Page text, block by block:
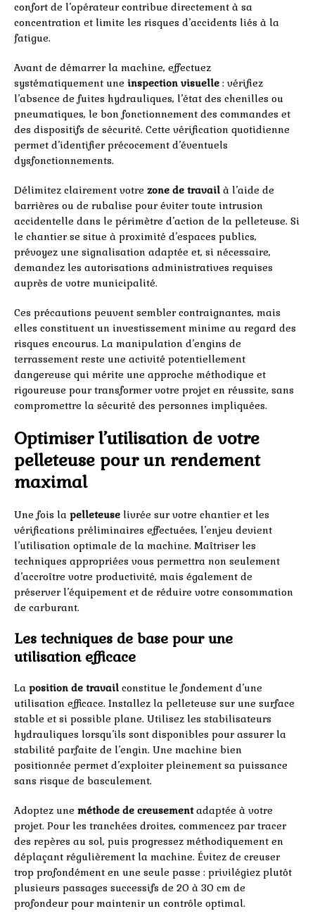
confort de l’opérateur contribue directement à sa
concentration et limite les risques d’accidents liés à la
fatigue.
Avant de démarrer la machine, effectuez
systématiquement une inspection visuelle : vérifiez
l’absence de fuites hydrauliques, l’état des chenilles ou
pneumatiques, le bon fonctionnement des commandes et
des dispositifs de sécurité. Cette vérification quotidienne
permet d’identifier précocement d’éventuels
dysfonctionnements.
Délimitez clairement votre zone de travail à l’aide de
barrières ou de rubalise pour éviter toute intrusion
accidentelle dans le périmètre d’action de la pelleteuse. Si
le chantier se situe à proximité d’espaces publics,
prévoyez une signalisation adaptée et, si nécessaire,
demandez les autorisations administratives requises
auprès de votre municipalité.
Ces précautions peuvent sembler contraignantes, mais
elles constituent un investissement minime au regard des
risques encourus. La manipulation d’engins de
terrassement reste une activité potentiellement
dangereuse qui mérite une approche méthodique et
rigoureuse pour transformer votre projet en réussite, sans
compromettre la sécurité des personnes impliquées.
Optimiser l’utilisation de votre
pelleteuse pour un rendement
maximal
Une fois la pelleteuse livrée sur votre chantier et les
vérifications préliminaires effectuées, l’enjeu devient
l’utilisation optimale de la machine. Maîtriser les
techniques appropriées vous permettra non seulement
d’accroître votre productivité, mais également de
préserver l’équipement et de réduire votre consommation
de carburant.
Les techniques de base pour une
utilisation efficace
La position de travail constitue le fondement d’une
utilisation efficace. Installez la pelleteuse sur une surface
stable et si possible plane. Utilisez les stabilisateurs
hydrauliques lorsqu’ils sont disponibles pour assurer la
stabilité parfaite de l’engin. Une machine bien
positionnée permet d’exploiter pleinement sa puissance
sans risque de basculement.
Adoptez une méthode de creusementadaptée à votre
projet. Pour les tranchées droites, commencez par tracer
des repères au sol, puis progressez méthodiquement en
déplaçant régulièrement la machine. Évitez de creuser
trop profondément en une seule passe : privilégiez plutôt
plusieurs passages successifs de 20 à 30 cm de
profondeur pour maintenir un contrôle optimal.